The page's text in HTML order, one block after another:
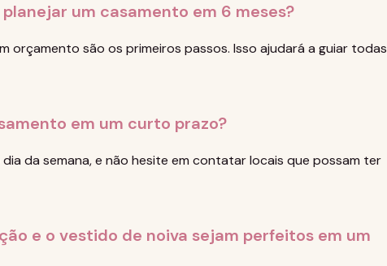
um casamento em 6 meses?
orçamento são os primeiros passos. Isso ajudará a guiar todas
em um curto prazo?
da semana, e não hesite em contatar locais que possam ter
e o vestido de noiva sejam perfeitos em um